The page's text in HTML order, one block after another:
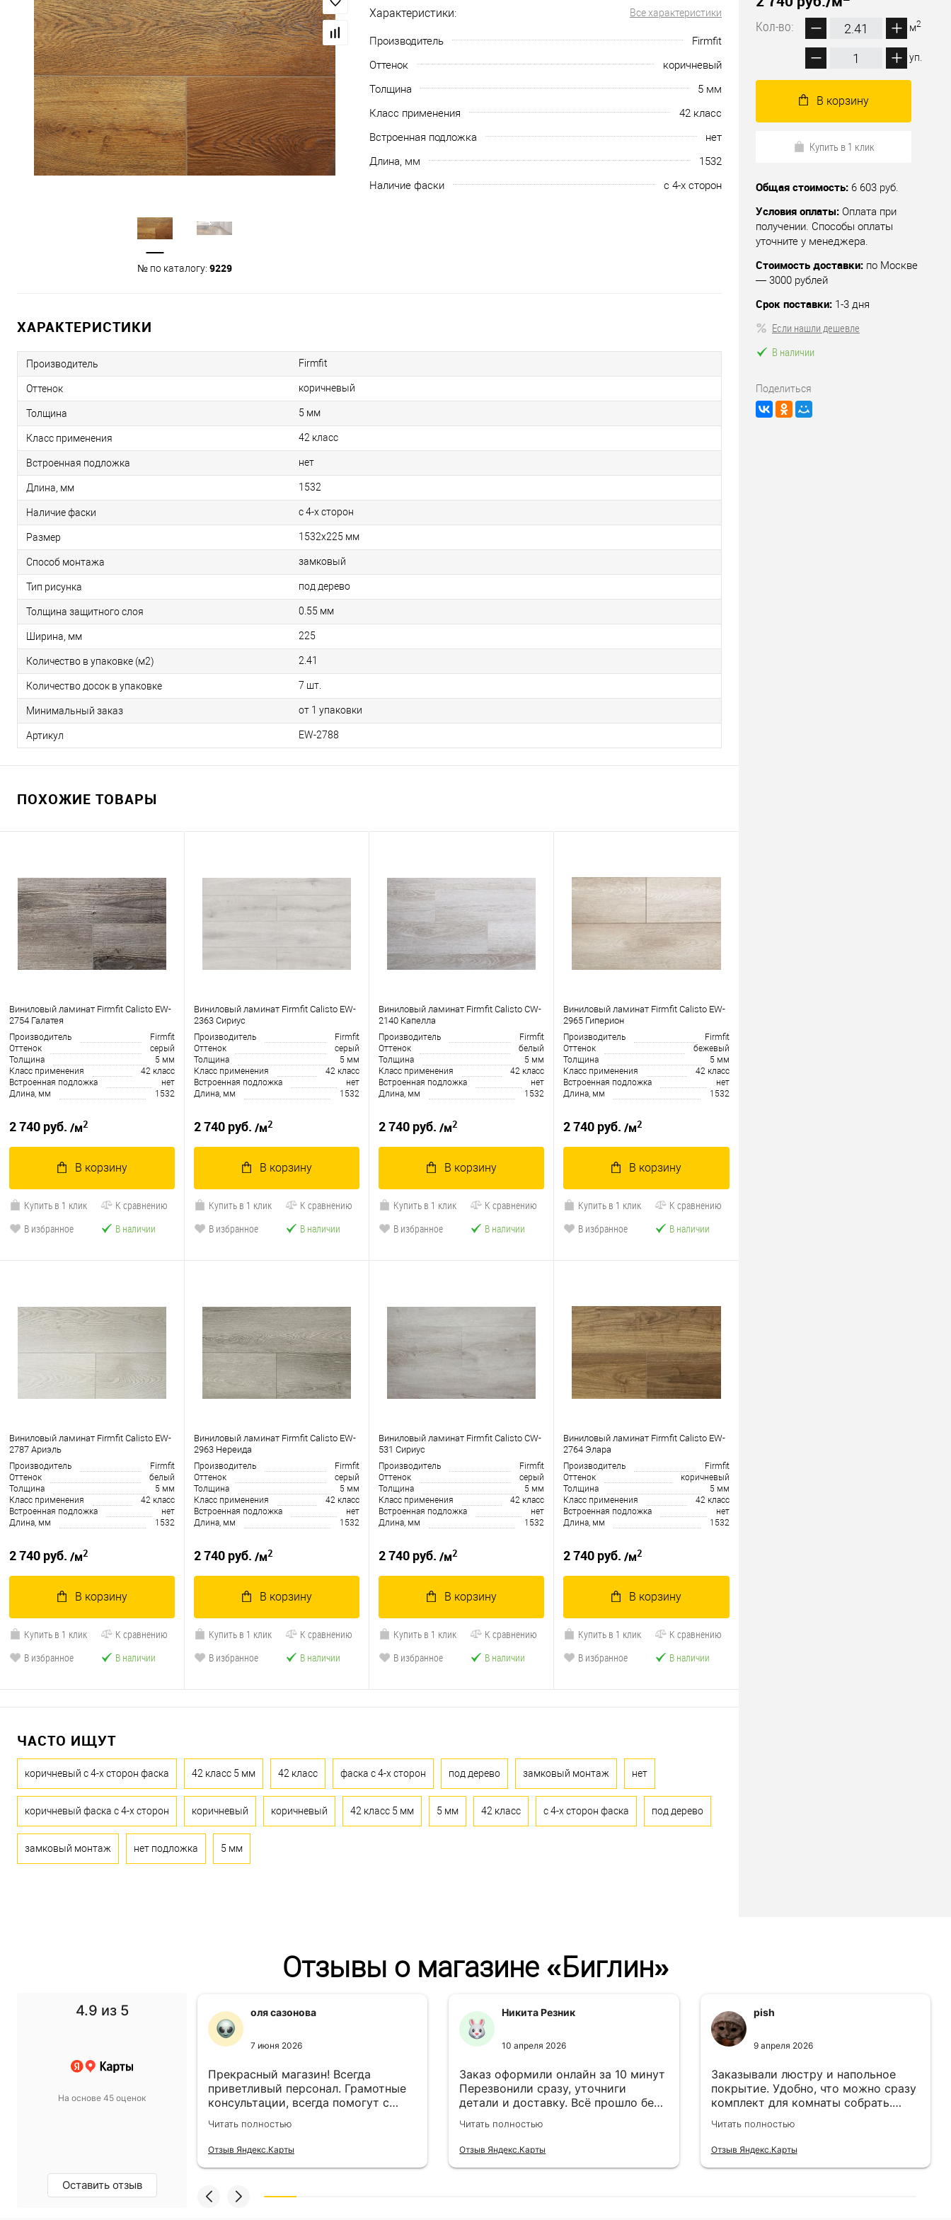
№ по каталогу: 9229
Характеристики: Все характеристики
Производитель
Firmfit
Оттенок
коричневый
Толщина
5 мм
Класс применения
42 класс
Встроенная подложка
нет
Длина, мм
1532
Наличие фаски
с 4-х сторон
ХАРАКТЕРИСТИКИ
Производитель Firmfit
Оттенок коричневый
Толщина 5 мм
Класс применения 42 класс
Встроенная подложка нет
Длина, мм 1532
Наличие фаски с 4-х сторон
Размер 1532x225 мм
Способ монтажа замковый
Тип рисунка под дерево
Толщина защитного слоя 0.55 мм
Ширина, мм 225
Количество в упаковке (м2) 2.41
Количество досок в упаковке 7 шт.
Минимальный заказ от 1 упаковки
Артикул EW-2788
ПОХОЖИЕ ТОВАРЫ
Виниловый ламинат Firmfit Calisto EW-
2754 Галатея
Производитель
Firmfit
Оттенок
серый
Толщина
5 мм
Класс применения
42 класс
Встроенная подложка
нет
Длина, мм
1532
2 740 руб. /м2
В корзину
Купить в 1 клик
К сравнению
В избранное
В наличии
Виниловый ламинат Firmfit Calisto EW-
2363 Сириус
Производитель
Firmfit
Оттенок
серый
Толщина
5 мм
Класс применения
42 класс
Встроенная подложка
нет
Длина, мм
1532
2 740 руб. /м2
В корзину
Купить в 1 клик
К сравнению
В избранное
В наличии
Виниловый ламинат Firmfit Calisto CW-
2140 Капелла
Производитель
Firmfit
Оттенок
белый
Толщина
5 мм
Класс применения
42 класс
Встроенная подложка
нет
Длина, мм
1532
2 740 руб. /м2
В корзину
Купить в 1 клик
К сравнению
В избранное
В наличии
Виниловый ламинат Firmfit Calisto EW-
2965 Гиперион
Производитель
Firmfit
Оттенок
бежевый
Толщина
5 мм
Класс применения
42 класс
Встроенная подложка
нет
Длина, мм
1532
2 740 руб. /м2
В корзину
Купить в 1 клик
К сравнению
В избранное
В наличии
Виниловый ламинат Firmfit Calisto EW-
2787 Ариэль
Производитель
Firmfit
Оттенок
белый
Толщина
5 мм
Класс применения
42 класс
Встроенная подложка
нет
Длина, мм
1532
2 740 руб. /м2
В корзину
Купить в 1 клик
К сравнению
В избранное
В наличии
Виниловый ламинат Firmfit Calisto EW-
2963 Нереида
Производитель
Firmfit
Оттенок
серый
Толщина
5 мм
Класс применения
42 класс
Встроенная подложка
нет
Длина, мм
1532
2 740 руб. /м2
В корзину
Купить в 1 клик
К сравнению
В избранное
В наличии
Виниловый ламинат Firmfit Calisto CW-
531 Сириус
Производитель
Firmfit
Оттенок
серый
Толщина
5 мм
Класс применения
42 класс
Встроенная подложка
нет
Длина, мм
1532
2 740 руб. /м2
В корзину
Купить в 1 клик
К сравнению
В избранное
В наличии
Виниловый ламинат Firmfit Calisto EW-
2764 Элара
Производитель
Firmfit
Оттенок
коричневый
Толщина
5 мм
Класс применения
42 класс
Встроенная подложка
нет
Длина, мм
1532
2 740 руб. /м2
В корзину
Купить в 1 клик
К сравнению
В избранное
В наличии
ЧАСТО ИЩУТ
коричневый с 4-х сторон фаска 42 класс 5 мм 42 класс фаска с 4-х сторон под дерево замковый монтаж нет
коричневый фаска с 4-х сторон коричневый коричневый 42 класс 5 мм 5 мм 42 класс с 4-х сторон фаска под дерево
замковый монтаж нет подложка 5 мм
Кол-во:
м2
уп.
В корзину
Купить в 1 клик
Общая стоимость: 6 603 руб.
Условия оплаты: Оплата при
получении. Способы оплаты
уточните у менеджера.
Стоимость доставки: по Москве
— 3000 рублей
Срок поставки: 1-3 дня
Если нашли дешевле
В наличии
Поделиться
Отзывы о магазине «Биглин»
4.9 из 5
На основе 45 оценок
Оставить отзыв
просто супер!
какой хотели.
оля сазонова
7 июня 2026
Прекрасный магазин! Всегда
приветливый персонал. Грамотные
консультации, всегда помогут с
выбором! Всё привезли в
назначенный день!
Читать полностью
Отзыв Яндекс.Карты
Никита Резник
10 апреля 2026
Заказ оформили онлайн за 10 минут
Перезвонили сразу, уточниги
детали и доставку. Всё прошло без
лишней суеты.
Читать полностью
Отзыв Яндекс.Карты
pish
9 апреля 2026
Заказывали люстру и напольное
покрытие. Удобно, что можно сразу
комплект для комнаты собрать.
Цены адекватные.
Читать полностью
Отзыв Яндекс.Карты